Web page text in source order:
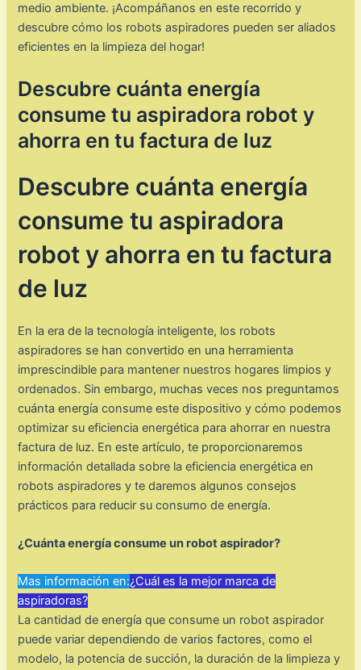
medio ambiente. ¡Acompáñanos en este recorrido y
descubre cómo los robots aspiradores pueden ser aliados
eficientes en la limpieza del hogar!
Descubre cuánta energía
consume tu aspiradora robot y
ahorra en tu factura de luz
Descubre cuánta energía
consume tu aspiradora
robot y ahorra en tu factura
de luz
En la era de la tecnología inteligente, los robots
aspiradores se han convertido en una herramienta
imprescindible para mantener nuestros hogares limpios y
ordenados. Sin embargo, muchas veces nos preguntamos
cuánta energía consume este dispositivo y cómo podemos
optimizar su eficiencia energética para ahorrar en nuestra
factura de luz. En este artículo, te proporcionaremos
información detallada sobre la eficiencia energética en
robots aspiradores y te daremos algunos consejos
prácticos para reducir su consumo de energía.
¿Cuánta energía consume un robot aspirador?
Mas información en:¿Cuál es la mejor marca de
aspiradoras?
La cantidad de energía que consume un robot aspirador
puede variar dependiendo de varios factores, como el
modelo, la potencia de succión, la duración de la limpieza y